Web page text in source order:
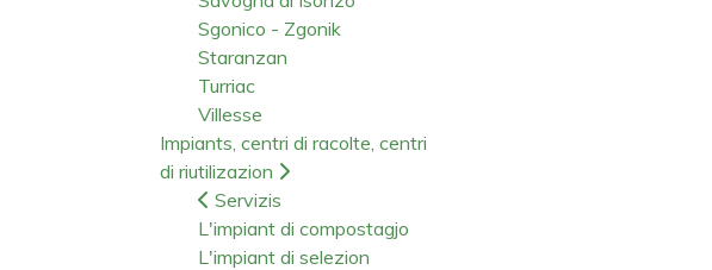
Sgonico - Zgonik
Staranzan
Turriac
Villesse
Impiants, centri di racolte, centri
di riutilizazion
Servizis
L'impiant di compostagjo
L'impiant di selezion